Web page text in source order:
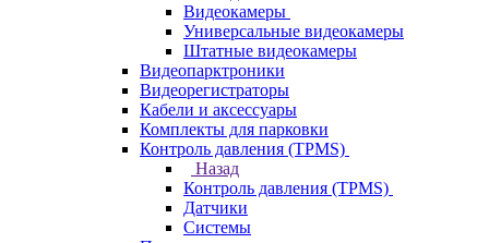
Видеокамеры
Универсальные видеокамеры
Штатные видеокамеры
Видеопарктроники
Видеорегистраторы
Кабели и аксессуары
Комплекты для парковки
Контроль давления (TPMS)
Назад
Контроль давления (TPMS)
Датчики
Системы